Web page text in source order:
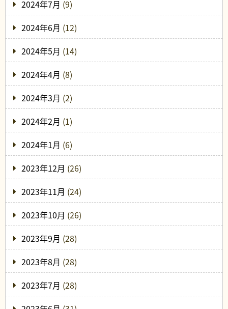
2024年7月 (9)
2024年6月 (12)
2024年5月 (14)
2024年4月 (8)
2024年3月 (2)
2024年2月 (1)
2024年1月 (6)
2023年12月 (26)
2023年11月 (24)
2023年10月 (26)
2023年9月 (28)
2023年8月 (28)
2023年7月 (28)